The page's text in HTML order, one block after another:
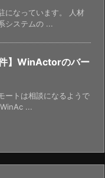
になっています。 人材
システムの ...
件】WinActorのバー
ートは相談になるようで
...